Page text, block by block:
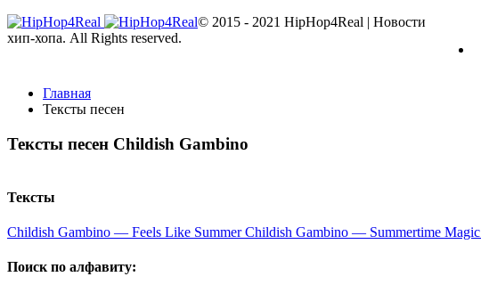
Главная
Тексты песен
Тексты песен Childish Gambino
Тексты
Childish Gambino — Feels Like SummerChildish Gambino — Summertime Magic
Поиск по алфавиту:
© 2015 - 2021 HipHop4Real | Новости
хип-хопа. All Rights reserved.